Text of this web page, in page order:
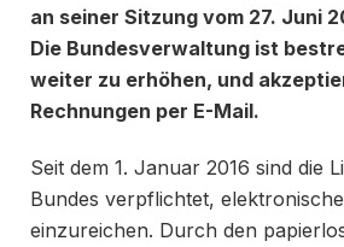
an seiner Sitzung vom 27. Juni
Die Bundesverwaltung ist
weiter zu erhöhen, und
Rechnungen per E-Mail.
Seit dem 1. Januar 2016 sind die
Bundes verpflichtet,
einzureichen. Durch den